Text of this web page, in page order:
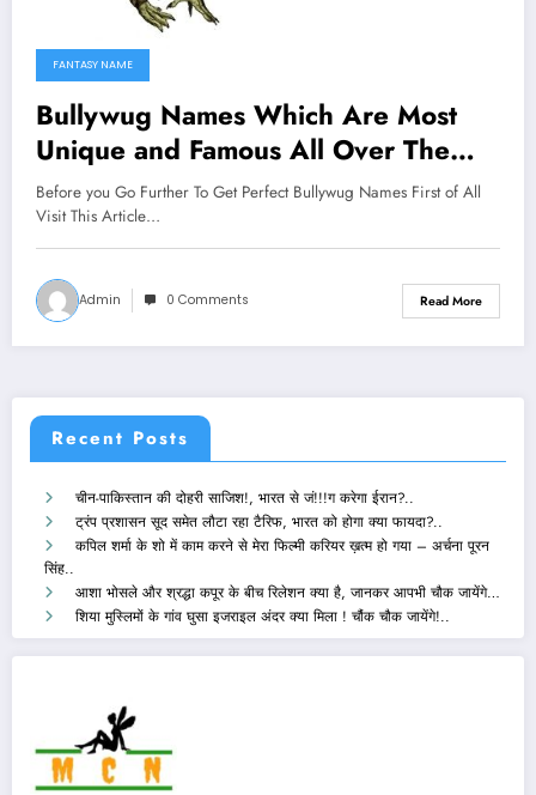
FANTASY NAME
Bullywug Names Which Are Most
Unique and Famous All Over The
Worlds
Before you Go Further To Get Perfect Bullywug Names First of All
Visit This Article…
Admin 0 Comments Read More
Recent Posts
चीन-पाकिस्तान की दोहरी साजिश!, भारत से जं!!!ग करेगा ईरान?..
ट्रंप प्रशासन सूद समेत लौटा रहा टैरिफ, भारत को होगा क्या फायदा?..
कपिल शर्मा के शो में काम करने से मेरा फिल्मी करियर ख़त्म हो गया – अर्चना पूरन
सिंह..
आशा भोसले और श्रद्धा कपूर के बीच रिलेशन क्या है, जानकर आपभी चौक जायेंगे…
शिया मुस्लिमों के गांव घुसा इजराइल अंदर क्या मिला ! चौंक चौक जायेंगे!..